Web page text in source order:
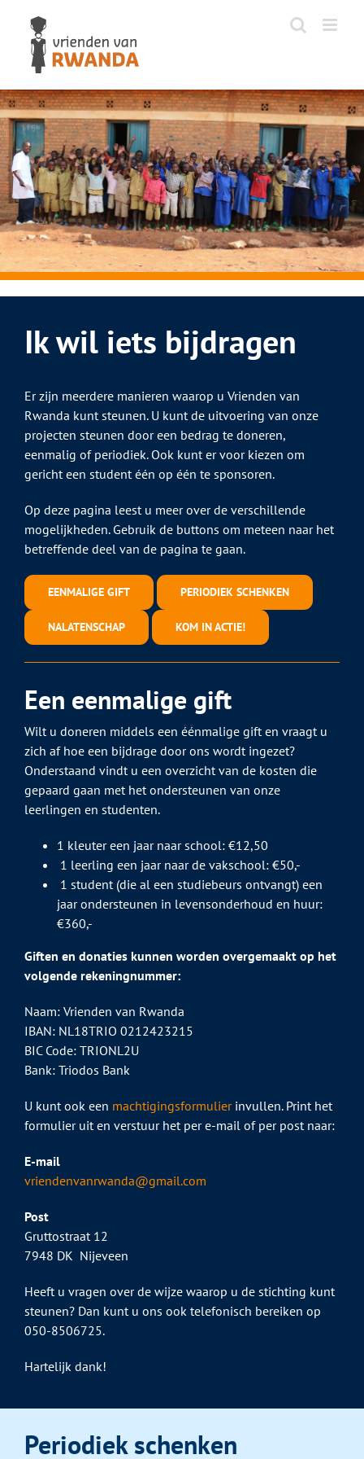
inhoud
Ik wil iets bijdragen
Er zijn meerdere manieren waarop u Vrienden van
Rwanda kunt steunen. U kunt de uitvoering van onze
projecten steunen door een bedrag te doneren,
eenmalig of periodiek. Ook kunt er voor kiezen om
gericht een student één op één te sponsoren.
Op deze pagina leest u meer over de verschillende
mogelijkheden. Gebruik de buttons om meteen naar het
betreffende deel van de pagina te gaan.
EENMALIGE GIFT PERIODIEK SCHENKEN
NALATENSCHAP KOM IN ACTIE!
Een eenmalige gift
Wilt u doneren middels een éénmalige gift en vraagt u
zich af hoe een bijdrage door ons wordt ingezet?
Onderstaand vindt u een overzicht van de kosten die
gepaard gaan met het ondersteunen van onze
leerlingen en studenten.
1 kleuter een jaar naar school: €12,50
1 leerling een jaar naar de vakschool: €50,-
1 student (die al een studiebeurs ontvangt) een
jaar ondersteunen in levensonderhoud en huur:
€360,-
Giften en donaties kunnen worden overgemaakt op het
volgende rekeningnummer:
Naam: Vrienden van Rwanda
IBAN: NL18TRIO 0212423215
BIC Code: TRIONL2U
Bank: Triodos Bank
U kunt ook een machtigingsformulierinvullen. Print het
formulier uit en verstuur het per e-mail of per post naar:
E-mail
vriendenvanrwanda@gmail.com
Post
Gruttostraat 12
7948 DK Nijeveen
Heeft u vragen over de wijze waarop u de stichting kunt
steunen? Dan kunt u ons ook telefonisch bereiken op
050-8506725.
Hartelijk dank!
Periodiek schenken